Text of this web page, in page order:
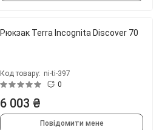
Рюкзак Terra Incognita Discover 70
Код товару: ni-ti-397
0
6 003 ₴
Повідомити мене